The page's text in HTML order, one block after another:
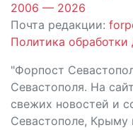
2006 — 2026
Почта редакции:
Политика обработки
"Форпост
Севастополя. На
свежих новостей и
Севастополе,